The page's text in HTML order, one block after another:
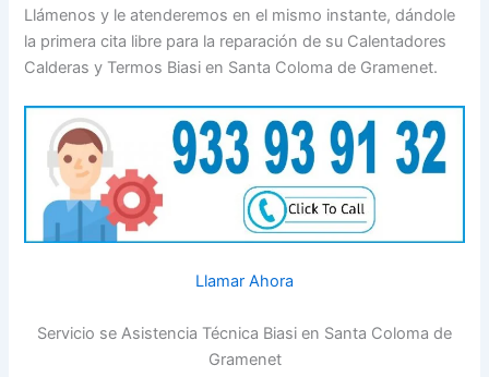
Llámenos y le atenderemos en el mismo instante, dándole
la primera cita libre para la reparación de su Calentadores
Calderas y Termos Biasi en Santa Coloma de Gramenet.
Llamar Ahora
Servicio se Asistencia Técnica Biasi en Santa Coloma de
Gramenet